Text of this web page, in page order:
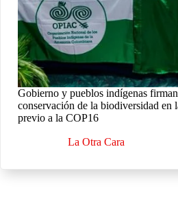
Gobierno y pueblos indígenas
conservación de la biodiversidad en
previo a la COP16
La Otra Cara